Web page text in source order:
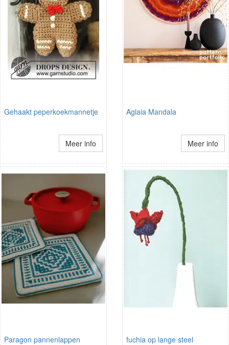
Gehaakt peperkoekmannetje
Meer info
Aglaia Mandala
Meer info
Paragon pannenlappen fuchia op lange steel